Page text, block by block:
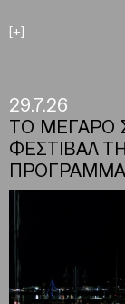
[+]
29.7.26
ΤΟ ΜΕΓΑΡΟ
ΦΕΣΤΙΒΑΛ